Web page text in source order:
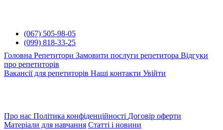
(067) 505-98-05
(099) 818-33-25
Головна Репетитори Замовити послуги репетитора Відгуки
про репетиторів
Вакансії для репетиторів Наші контакти Увійти
Про нас Політика конфіденційності Договір оферти
Матеріали для навчання Статті і новини